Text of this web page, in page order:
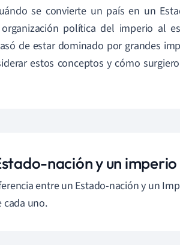
se convierte un país en un
política del imperio al
de estar dominado por grandes
estos conceptos y cómo
nación y un imperio
entre un Estado-nación y un
cada uno.